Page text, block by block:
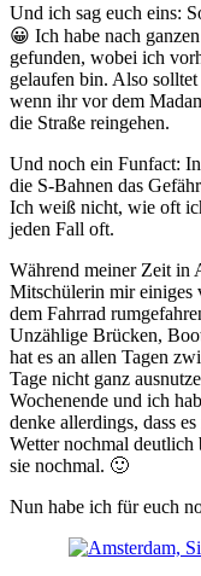
Und ich sag euch eins:
😀 Ich habe nach
gefunden, wobei ich
gelaufen bin. Also
wenn ihr vor dem
die Straße reingehen.
Und noch ein Funfact:
die S-Bahnen das
Ich weiß nicht, wie oft
jeden Fall oft.
Während meiner Zeit in
Mitschülerin mir einiges
dem Fahrrad
Unzählige Brücken,
hat es an allen Tagen
Tage nicht ganz
Wochenende und ich
denke allerdings, dass
Wetter nochmal deutlich
sie nochmal. 🙂
Nun habe ich für euch